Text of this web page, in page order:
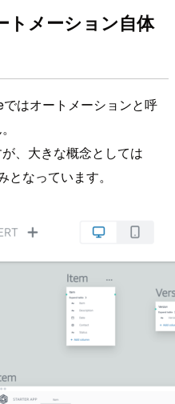
メーション自体
はオートメーションと呼
、大きな概念としては
なっています。